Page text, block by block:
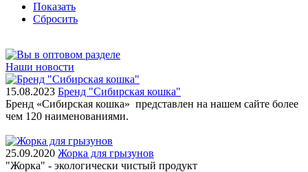
Показать
Сбросить
Наши новости
15.08.2023 Бренд "Сибирская кошка"
Бренд «Сибирская кошка» представлен на нашем сайте более
чем 120 наименованиями.
25.09.2020 Жорка для грызунов
"Жорка" - экологически чистый продукт